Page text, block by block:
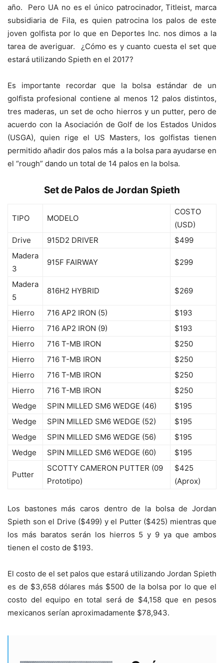
año. Pero UA no es el único patrocinador, Titleist, marca
subsidiaria de Fila, es quien patrocina los palos de este
joven golfista por lo que en Deportes Inc. nos dimos a la
tarea de averiguar. ¿Cómo es y cuanto cuesta el set que
estará utilizando Spieth en el 2017?
Es importante recordar que la bolsa estándar de un
golfista profesional contiene al menos 12 palos distintos,
tres maderas, un set de ocho hierros y un putter, pero de
acuerdo con la Asociación de Golf de los Estados Unidos
(USGA), quien rige el US Masters, los golfistas tienen
permitido añadir dos palos más a la bolsa para ayudarse en
el “rough” dando un total de 14 palos en la bolsa.
Set de Palos de Jordan Spieth
TIPO MODELO
COSTO
(USD)
Drive
915D2 DRIVER
$499
Madera
3
915F FAIRWAY $299
Madera
5
816H2 HYBRID $269
Hierro 716 AP2 IRON (5)
$193
Hierro
716 AP2 IRON (9)
$193
Hierro
716 T-MB IRON
$250
Hierro
716 T-MB IRON
$250
Hierro
716 T-MB IRON
$250
Hierro
716 T-MB IRON
$250
Wedge
SPIN MILLED SM6 WEDGE (46)
$195
Wedge
SPIN MILLED SM6 WEDGE (52)
$195
Wedge
SPIN MILLED SM6 WEDGE (56)
$195
Wedge
SPIN MILLED SM6 WEDGE (60) $195
Putter
SCOTTY CAMERON PUTTER (09
Prototipo)
$425
(Aprox)
Los bastones más caros dentro de la bolsa de Jordan
Spieth son el Drive ($499) y el Putter ($425) mientras que
los más baratos serán los hierros 5 y 9 ya que ambos
tienen el costo de $193.
El costo de el set palos que estará utilizando Jordan Spieth
es de $3,658 dólares más $500 de la bolsa por lo que el
costo del equipo en total será de $4,158 que en pesos
mexicanos serían aproximadamente $78,943.